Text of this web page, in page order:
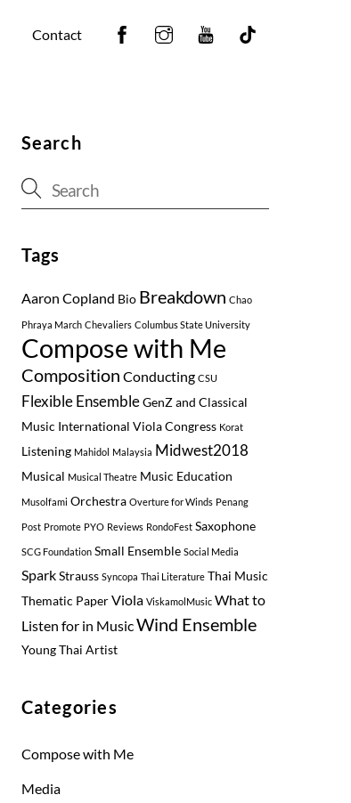
FacebookInstagramYouTube
Contact
Search
Tags
Aaron Copland Bio Breakdown Chao
Phraya March Chevaliers Columbus State University
Compose with Me
Composition Conducting CSU
Flexible Ensemble GenZ and Classical
Music International Viola Congress Korat
Listening Mahidol Malaysia Midwest2018
Musical Musical Theatre Music Education
Musolfami Orchestra Overture for Winds Penang
Post Promote PYO Reviews RondoFest Saxophone
SCG Foundation Small Ensemble Social Media
Spark Strauss Syncopa Thai Literature Thai Music
Thematic Paper Viola ViskamolMusic What to
Listen for in MusicWind Ensemble
Young Thai Artist
Categories
Compose with Me
Media